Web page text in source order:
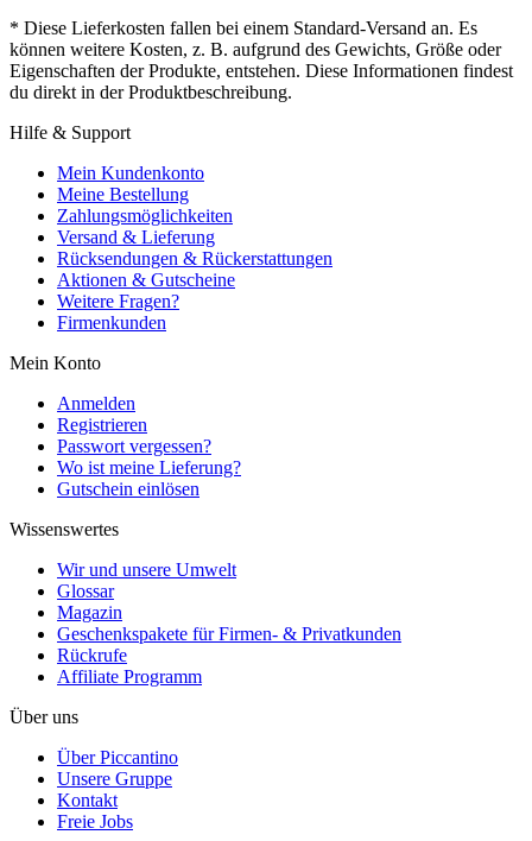
* Diese Lieferkosten fallen bei einem Standard-Versand an. Es
können weitere Kosten, z. B. aufgrund des Gewichts, Größe oder
Eigenschaften der Produkte, entstehen. Diese Informationen findest
du direkt in der Produktbeschreibung.
Hilfe & Support
Mein Kundenkonto
Meine Bestellung
Zahlungsmöglichkeiten
Versand & Lieferung
Rücksendungen & Rückerstattungen
Aktionen & Gutscheine
Weitere Fragen?
Firmenkunden
Mein Konto
Anmelden
Registrieren
Passwort vergessen?
Wo ist meine Lieferung?
Gutschein einlösen
Wissenswertes
Wir und unsere Umwelt
Glossar
Magazin
Geschenkspakete für Firmen- & Privatkunden
Rückrufe
Affiliate Programm
Über uns
Über Piccantino
Unsere Gruppe
Kontakt
Freie Jobs